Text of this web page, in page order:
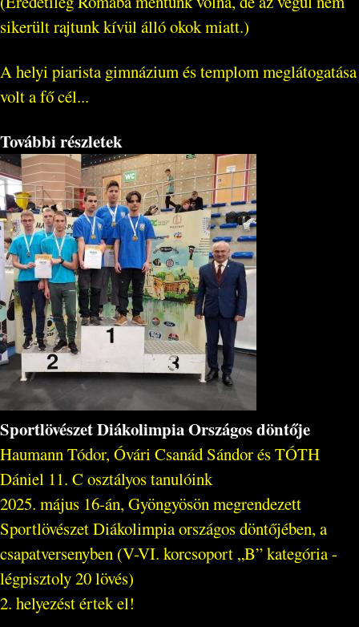
sikerült rajtunk kívül álló okok miatt.)
A helyi piarista gimnázium és templom meglátogatása
volt a fő cél...
További részletek
Sportlövészet Diákolimpia Országos döntője
Haumann Tódor, Óvári Csanád Sándor és TÓTH
Dániel 11. C osztályos tanulóink
2025. május 16-án, Gyöngyösön megrendezett
Sportlövészet Diákolimpia országos döntőjében, a
csapatversenyben (V-VI. korcsoport „B” kategória -
légpisztoly 20 lövés)
2. helyezést értek el!